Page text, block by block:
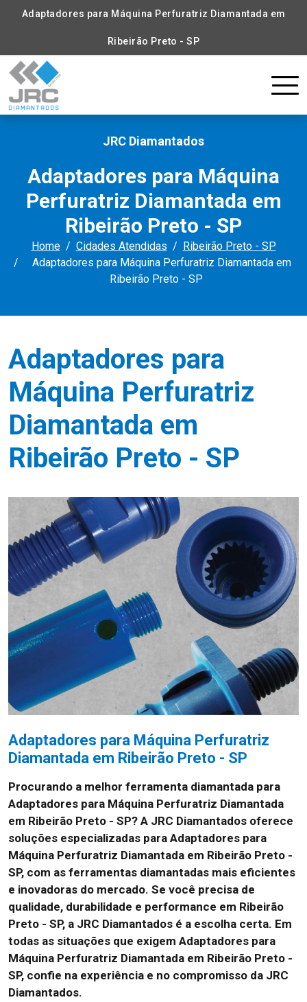
Adaptadores para Máquina Perfuratriz Diamantada em
Ribeirão Preto - SP
JRC Diamantados
Adaptadores para Máquina
Perfuratriz Diamantada em
Ribeirão Preto - SP
Home Cidades Atendidas
Ribeirão Preto - SP
Adaptadores para Máquina Perfuratriz Diamantada em
Ribeirão Preto - SP
Adaptadores para
Máquina Perfuratriz
Diamantada em
Ribeirão Preto - SP
Adaptadores para Máquina Perfuratriz
Diamantada em Ribeirão Preto - SP
Procurando a melhor ferramenta diamantada para
Adaptadores para Máquina Perfuratriz Diamantada
em Ribeirão Preto - SP? A JRC Diamantados oferece
soluções especializadas para Adaptadores para
Máquina Perfuratriz Diamantada em Ribeirão Preto -
SP, com as ferramentas diamantadas mais eficientes
e inovadoras do mercado. Se você precisa de
qualidade, durabilidade e performance em Ribeirão
Preto - SP, a JRC Diamantados é a escolha certa. Em
todas as situações que exigem Adaptadores para
Máquina Perfuratriz Diamantada em Ribeirão Preto -
SP, confie na experiência e no compromisso da JRC
Diamantados.